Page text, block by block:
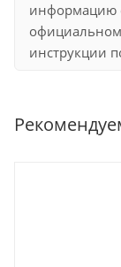
информацию
официальном
инструкции